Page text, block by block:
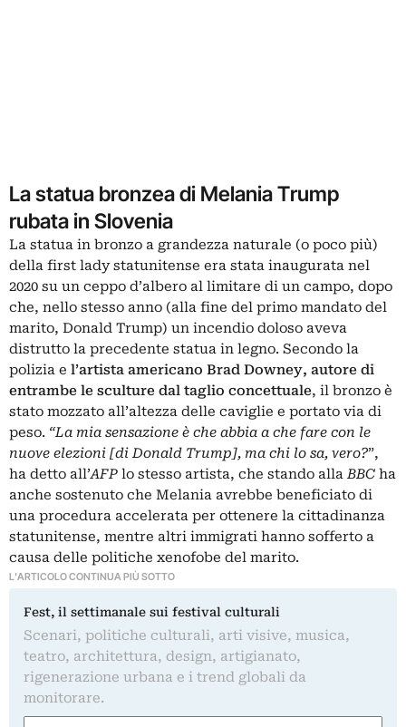
La statua bronzea di Melania Trump
rubata in Slovenia
La statua in bronzo a grandezza naturale (o poco più)
della first lady statunitense era stata inaugurata nel
2020 su un ceppo d’albero al limitare di un campo, dopo
che, nello stesso anno (alla fine del primo mandato del
marito, Donald Trump) un incendio doloso aveva
distrutto la precedente statua in legno. Secondo la
polizia e l’artista americano Brad Downey, autore di
entrambe le sculture dal taglio concettuale, il bronzo è
stato mozzato all’altezza delle caviglie e portato via di
peso. “La mia sensazione è che abbia a che fare con le
nuove elezioni [di Donald Trump], ma chi lo sa, vero?”,
ha detto all’AFP lo stesso artista, che stando allaBBC ha
anche sostenuto che Melania avrebbe beneficiato di
una procedura accelerata per ottenere la cittadinanza
statunitense, mentre altri immigrati hanno sofferto a
causa delle politiche xenofobe del marito.
L'ARTICOLO CONTINUA PIÙ SOTTO
Fest, il settimanale sui festival culturali
Scenari, politiche culturali, arti visive, musica,
teatro, architettura, design, artigianato,
rigenerazione urbana e i trend globali da
monitorare.